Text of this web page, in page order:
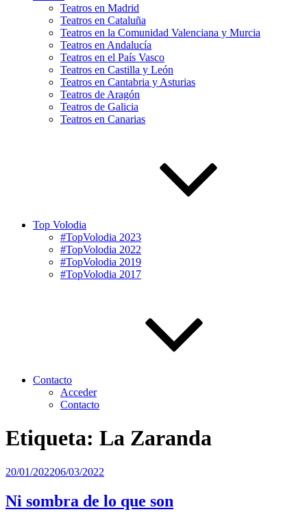
Teatros en Madrid
Teatros en Cataluña
Teatros en la Comunidad Valenciana y Murcia
Teatros en Andalucía
Teatros en el País Vasco
Teatros en Castilla y León
Teatros en Cantabria y Asturias
Teatros de Aragón
Teatros de Galicia
Teatros en Canarias
Top Volodia
#TopVolodia 2023
#TopVolodia 2022
#TopVolodia 2019
#TopVolodia 2017
Contacto
Acceder
Contacto
Etiqueta: La Zaranda
Publicado
20/01/202206/03/2022
Ni sombra de lo que son